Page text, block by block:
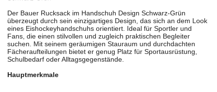
Der Bauer Rucksack im Handschuh Design Schwarz-Grün
überzeugt durch sein einzigartiges Design, das sich an dem Look
eines Eishockeyhandschuhs orientiert. Ideal für Sportler und
Fans, die einen stilvollen und zugleich praktischen Begleiter
suchen. Mit seinem geräumigen Stauraum und durchdachten
Fächeraufteilungen bietet er genug Platz für Sportausrüstung,
Schulbedarf oder Alltagsgegenstände.
Hauptmerkmale